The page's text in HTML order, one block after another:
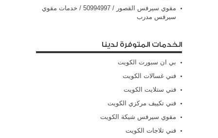
مقوي سيرفس القصور / 50994997 / خدمات مقوي
سيرفس مدرب
الخدمات المتوفرة لدينا
بي ان سبورت الكويت
فني غسالات الكويت
فني ستلايت الكويت
فني تكييف مركزي الكويت
مقوي سيرفس شيكة الكويت
فني ثلاجات الكويت